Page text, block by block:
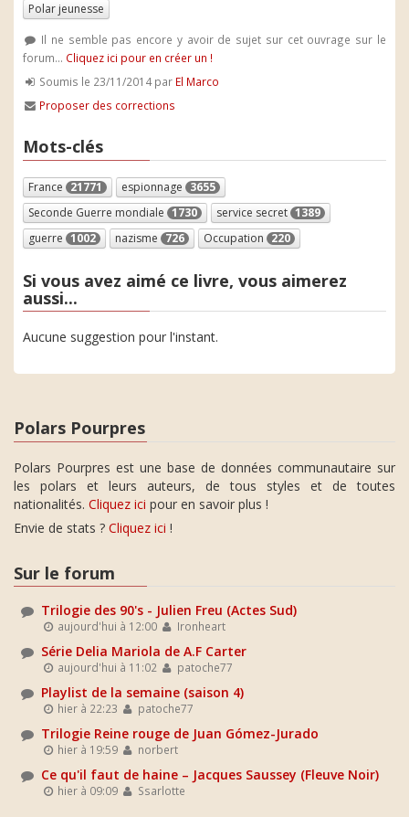
Polar jeunesse
Il ne semble pas encore y avoir de sujet sur cet ouvrage sur le
forum... Cliquez ici pour en créer un !
Soumis le 23/11/2014 par El Marco
Proposer des corrections
Mots-clés
France 21771 espionnage 3655
Seconde Guerre mondiale 1730 service secret 1389
guerre 1002 nazisme 726 Occupation 220
Si vous avez aimé ce livre, vous aimerez
aussi...
Aucune suggestion pour l'instant.
Polars Pourpres
Polars Pourpres est une base de données communautaire sur
les polars et leurs auteurs, de tous styles et de toutes
nationalités. Cliquez ici pour en savoir plus !
Envie de stats ? Cliquez ici !
Sur le forum
Trilogie des 90's - Julien Freu (Actes Sud)
aujourd'hui à 12:00 Ironheart
Série Delia Mariola de A.F Carter
aujourd'hui à 11:02 patoche77
Playlist de la semaine (saison 4)
hier à 22:23 patoche77
Trilogie Reine rouge de Juan Gómez-Jurado
hier à 19:59 norbert
Ce qu'il faut de haine – Jacques Saussey (Fleuve Noir)
hier à 09:09 Ssarlotte